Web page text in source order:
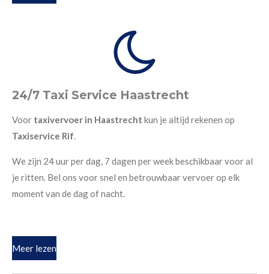
24/7 Taxi Service Haastrecht
Voor taxivervoer in Haastrecht kun je altijd rekenen op
Taxiservice Rif.
We zijn 24 uur per dag, 7 dagen per week beschikbaar voor al
je ritten. Bel ons voor snel en betrouwbaar vervoer op elk
moment van de dag of nacht.
Meer lezen